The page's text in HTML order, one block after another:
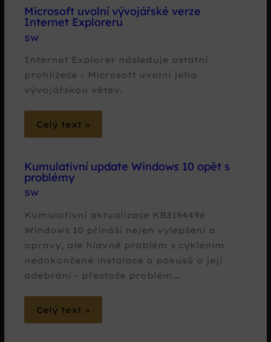
Microsoft uvolní vývojářské verze
Internet Exploreru
SW
Internet Explorer následuje ostatní
prohlížeče - Microsoft uvolní jeho
vývojářskou větev.
Celý text »
Kumulativní update Windows 10 opět s
problémy
SW
Kumulativní aktualizace KB3194496
Windows 10 přináší nejen vylepšení a
opravy, ale hlavně problém s cyklením
nedokončené instalace a pokusů o její
odebrání - přestože problém…
Celý text »